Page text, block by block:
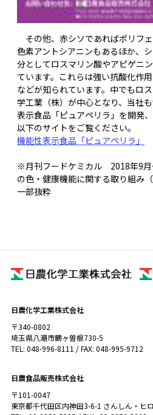
その他、赤シソであればポリフ
色素アントシアニンもあるほか、
分としてロスマリン酸やアピゲニ
ています。これらは強い抗酸化作
などが知られています。中でもロ
学工業（株）が中心となり、当社
表示食品「ピュアペリラ」を開発
以下のサイトをご覧ください。
機能性表示食品「ピュアペリラ」
※月刊フードケミカル 2018年9月
の色・健康機能に関する取り組み
一部抜粋
日農化学工業株式会社
〒340-0802
埼玉県八潮市鶴ヶ曽根730-5
TEL: 048-996-8111 / FAX: 048-995-9712
日農食品販売株式会社
〒101-0047
東京都千代田区内神田3-6-1 さんしん・ヒ